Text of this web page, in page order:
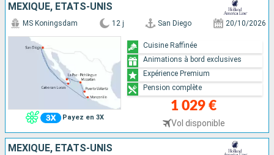
MEXIQUE, ÉTATS-UNIS
Payez en 3X
MS Koningsdam 12 j San Diego 20/10/2026
1 029 €
Vol disponible
Cuisine Raffinée
Animations à bord exclusives
Expérience Premium
Pension complète
MEXIQUE, ÉTATS-UNIS